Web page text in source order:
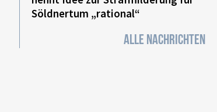
Söldnertum „rational“
ALLE NACHRICHTEN